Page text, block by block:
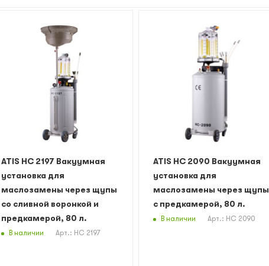
ATIS НС 2197 Вакуумная
установка для
маслозамены через щупы
со сливной воронкой и
предкамерой, 80 л.
В наличии Арт.: HC 2197
ATIS HC 2090 Вакуумная
установка для
маслозамены через щупы
с предкамерой, 80 л.
В наличии Арт.: HC 2090